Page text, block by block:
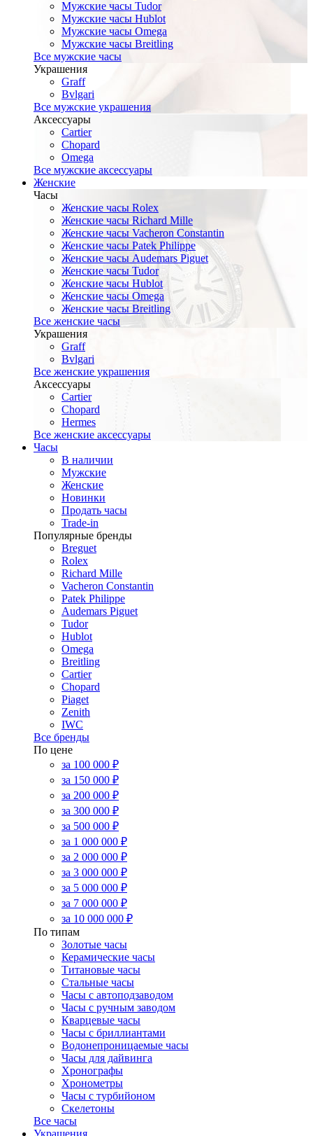
Мужские часы Tudor
Мужские часы Hublot
Мужские часы Omega
Мужские часы Breitling
Все мужские часы
Украшения
Graff
Bvlgari
Все мужские украшения
Аксессуары
Cartier
Chopard
Omega
Все мужские аксессуары
Женские
Часы
Женские часы Rolex
Женские часы Richard Mille
Женские часы Vacheron Constantin
Женские часы Patek Philippe
Женские часы Audemars Piguet
Женские часы Tudor
Женские часы Hublot
Женские часы Omega
Женские часы Breitling
Все женские часы
Украшения
Graff
Bvlgari
Все женские украшения
Аксессуары
Cartier
Chopard
Hermes
Все женские аксессуары
Часы
В наличии
Мужские
Женские
Новинки
Продать часы
Trade-in
Популярные бренды
Breguet
Rolex
Richard Mille
Vacheron Constantin
Patek Philippe
Audemars Piguet
Tudor
Hublot
Omega
Breitling
Cartier
Chopard
Piaget
Zenith
IWC
Все бренды
По цене
за 100 000 ₽
за 150 000 ₽
за 200 000 ₽
за 300 000 ₽
за 500 000 ₽
за 1 000 000 ₽
за 2 000 000 ₽
за 3 000 000 ₽
за 5 000 000 ₽
за 7 000 000 ₽
за 10 000 000 ₽
По типам
Золотые часы
Керамические часы
Титановые часы
Стальные часы
Часы с автоподзаводом
Часы с ручным заводом
Кварцевые часы
Часы с бриллиантами
Водонепроницаемые часы
Часы для дайвинга
Хронографы
Хронометры
Часы с турбийоном
Скелетоны
Все часы